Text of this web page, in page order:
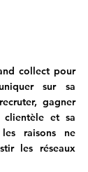
collect pour
sur sa
gagner
clientèle et sa
raisons ne
les réseaux